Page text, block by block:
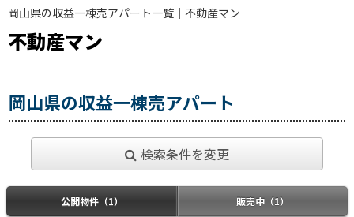
岡山県の収益一棟売アパート一覧｜不動産マン
不動産マン
岡山県の収益一棟売アパート
検索条件を変更
公開物件（1） 販売中（1）